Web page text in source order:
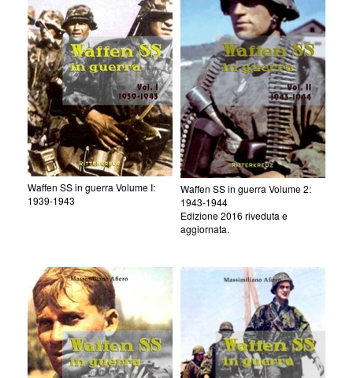
Waffen SS in guerra Volume I:
1939-1943
Waffen SS in guerra Volume 2:
1943-1944
Edizione 2016 riveduta e
aggiornata.